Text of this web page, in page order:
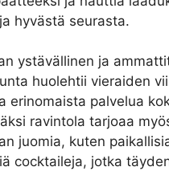
hyvästä seurasta.
ystävällinen ja
huolehtii vieraiden
erinomaista palvelua
ravintola tarjoaa
juomia, kuten
cocktaileja, jotka